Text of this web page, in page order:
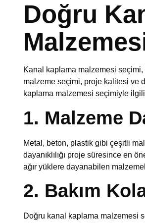
Doğru
Kanal kaplama malzemesi
malzeme seçimi, proje kalitesi ve
kaplama malzemesi seçimiyle
1. Malzeme
Metal, beton, plastik gibi çeşitli
dayanıklılığı proje süresince en
ağır yüklere dayanabilen
2. Bakım
Doğru kanal kaplama malzemesi